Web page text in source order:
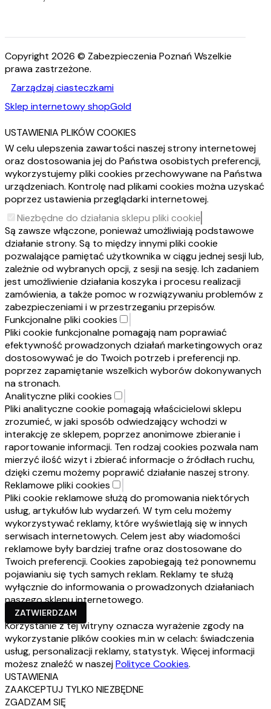
Copyright 2026 © Zabezpieczenia Poznań Wszelkie
prawa zastrzeżone.
Zarządzaj ciasteczkami
Sklep internetowy shopGold
USTAWIENIA PLIKÓW COOKIES
W celu ulepszenia zawartości naszej strony internetowej
oraz dostosowania jej do Państwa osobistych preferencji,
wykorzystujemy pliki cookies przechowywane na Państwa
urządzeniach. Kontrolę nad plikami cookies można uzyskać
poprzez ustawienia przeglądarki internetowej.
Niezbędne do działania sklepu pliki cookie
Są zawsze włączone, ponieważ umożliwiają podstawowe
działanie strony. Są to między innymi pliki cookie
pozwalające pamiętać użytkownika w ciągu jednej sesji lub,
zależnie od wybranych opcji, z sesji na sesję. Ich zadaniem
jest umożliwienie działania koszyka i procesu realizacji
zamówienia, a także pomoc w rozwiązywaniu problemów z
zabezpieczeniami i w przestrzeganiu przepisów.
Funkcjonalne pliki cookies
Pliki cookie funkcjonalne pomagają nam poprawiać
efektywność prowadzonych działań marketingowych oraz
dostosowywać je do Twoich potrzeb i preferencji np.
poprzez zapamiętanie wszelkich wyborów dokonywanych
na stronach.
Analityczne pliki cookies
Pliki analityczne cookie pomagają właścicielowi sklepu
zrozumieć, w jaki sposób odwiedzający wchodzi w
interakcję ze sklepem, poprzez anonimowe zbieranie i
raportowanie informacji. Ten rodzaj cookies pozwala nam
mierzyć ilość wizyt i zbierać informacje o źródłach ruchu,
dzięki czemu możemy poprawić działanie naszej strony.
Reklamowe pliki cookies
Pliki cookie reklamowe służą do promowania niektórych
usług, artykułów lub wydarzeń. W tym celu możemy
wykorzystywać reklamy, które wyświetlają się w innych
serwisach internetowych. Celem jest aby wiadomości
reklamowe były bardziej trafne oraz dostosowane do
Twoich preferencji. Cookies zapobiegają też ponownemu
pojawianiu się tych samych reklam. Reklamy te służą
wyłącznie do informowania o prowadzonych działaniach
naszego sklepu internetowego.
ZATWIERDZAM
Korzystanie z tej witryny oznacza wyrażenie zgody na
wykorzystanie plików cookies m.in w celach: świadczenia
usług, personalizacji reklamy, statystyk. Więcej informacji
możesz znaleźć w naszejPolityce Cookies.
USTAWIENIA
ZAAKCEPTUJ TYLKO NIEZBĘDNE
ZGADZAM SIĘ